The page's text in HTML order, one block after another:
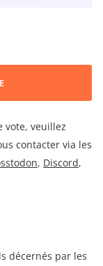
vote, veuillez
contacter via les
, Discord,
décernés par les